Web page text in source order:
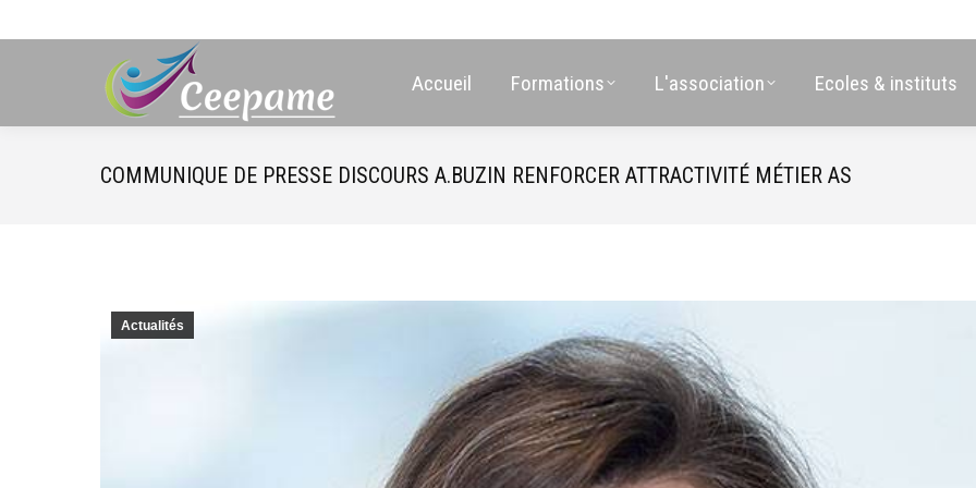
Accueil Formations L'association Ecoles & instituts
COMMUNIQUE DE PRESSE DISCOURS A.BUZIN RENFORCER ATTRACTIVITÉ MÉTIER AS
Actualités